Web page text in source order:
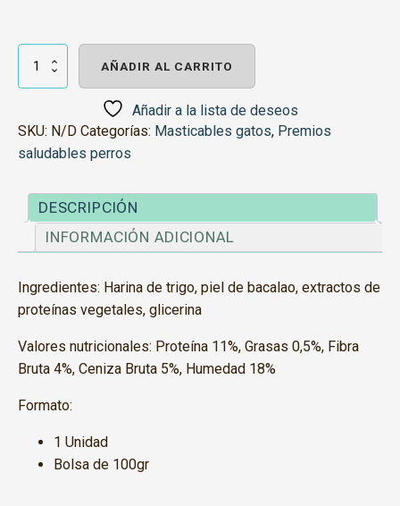
Huesito
de
con
cantidad
AÑADIR AL CARRITO
Añadir a la lista de deseos
SKU: N/D Categorías: Masticables gatos, Premios
saludables perros
DESCRIPCIÓN
INFORMACIÓN ADICIONAL
Ingredientes: Harina de trigo, piel de bacalao, extractos de
proteínas vegetales, glicerina
Valores nutricionales: Proteína 11%, Grasas 0,5%, Fibra
Bruta 4%, Ceniza Bruta 5%, Humedad 18%
Formato:
1 Unidad
Bolsa de 100gr